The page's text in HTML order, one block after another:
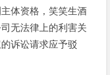
体资格，笑笑生酒
无法律上的利害关
诉讼请求应予驳